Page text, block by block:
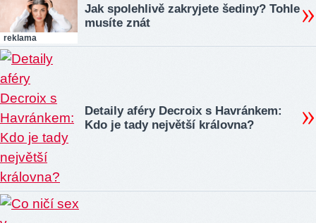
reklama
Jak spolehlivě zakryjete šediny? Tohle
musíte znát
Detaily aféry Decroix s Havránkem:
Kdo je tady největší královna?